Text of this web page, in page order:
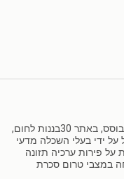
המידע מעניין, אך עד כמה הוא מבוסס, באתר 30בננות לחום,
ידי בעלי השכלה מדעי
על פירות ערכיה תזונה
במצבי טרום סכרת